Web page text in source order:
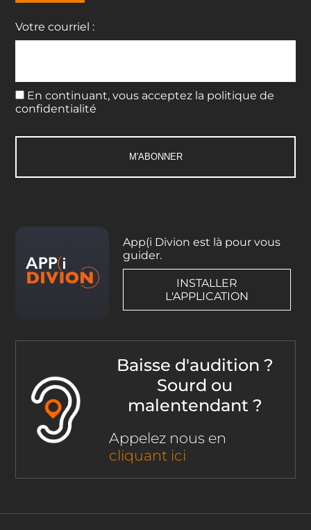
Votre courriel :
En continuant, vous acceptez la politique de
confidentialité
App(i Divion est là pour vous
guider.
INSTALLER
L'APPLICATION
Baisse d'audition ?
Sourd ou
malentendant ?
Appelez nous en
cliquant ici